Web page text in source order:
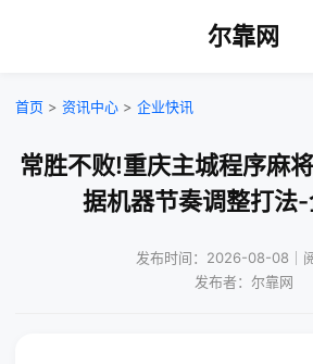
尔靠网
首页 > 资讯中心 > 企业快讯
常胜不败!重庆主城程序麻
据机器节奏调整打法
发布时间：2026-08-08｜
发布者：尔靠网